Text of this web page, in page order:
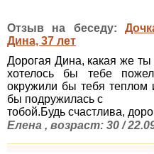
Отзыв на беседу:
Дина, 37 лет
Дорогая Дина, какая же
хотелось бы тебе
окружили бы тебя теплом
бы подружилась с
тобой.Будь счастлива,
Елена , возраст: 30 /